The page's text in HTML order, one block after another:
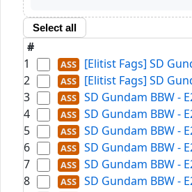
Select all
#
1
[Elitist Fags] SD
2
[Elitist Fags] SD
3
SD Gundam BBW -
4
SD Gundam BBW -
5
SD Gundam BBW -
6
SD Gundam BBW -
7
SD Gundam BBW -
8
SD Gundam BBW -